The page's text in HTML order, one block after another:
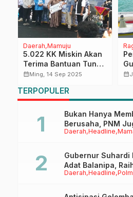
Daerah Mamuju
5.022 KK Miskin Akan
Terima Bantuan Tunai
Rp2 Juta dari Pemprov
calendar_monthMing, 14 Sep 2025 calendar_month
TERPOPULER
Daerah Headline
Bukan Hanya
Berusaha, PNM
Anaknya Untuk
Daerah Headline
Gubernur Suhardi
Adat Balanipa,
Tappidena